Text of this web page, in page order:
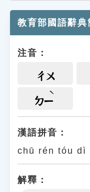
單字索引
遊戲專區
教學應用
貓頭鷹博士
教育部國語辭典
注音：
ㄔㄨ
ㄉㄧ
漢語拼音：
chū rén tóu dì
解釋：